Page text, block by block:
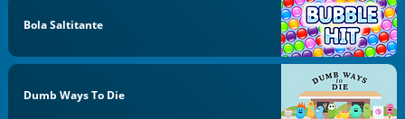
Bola Saltitante
Dumb Ways To Die